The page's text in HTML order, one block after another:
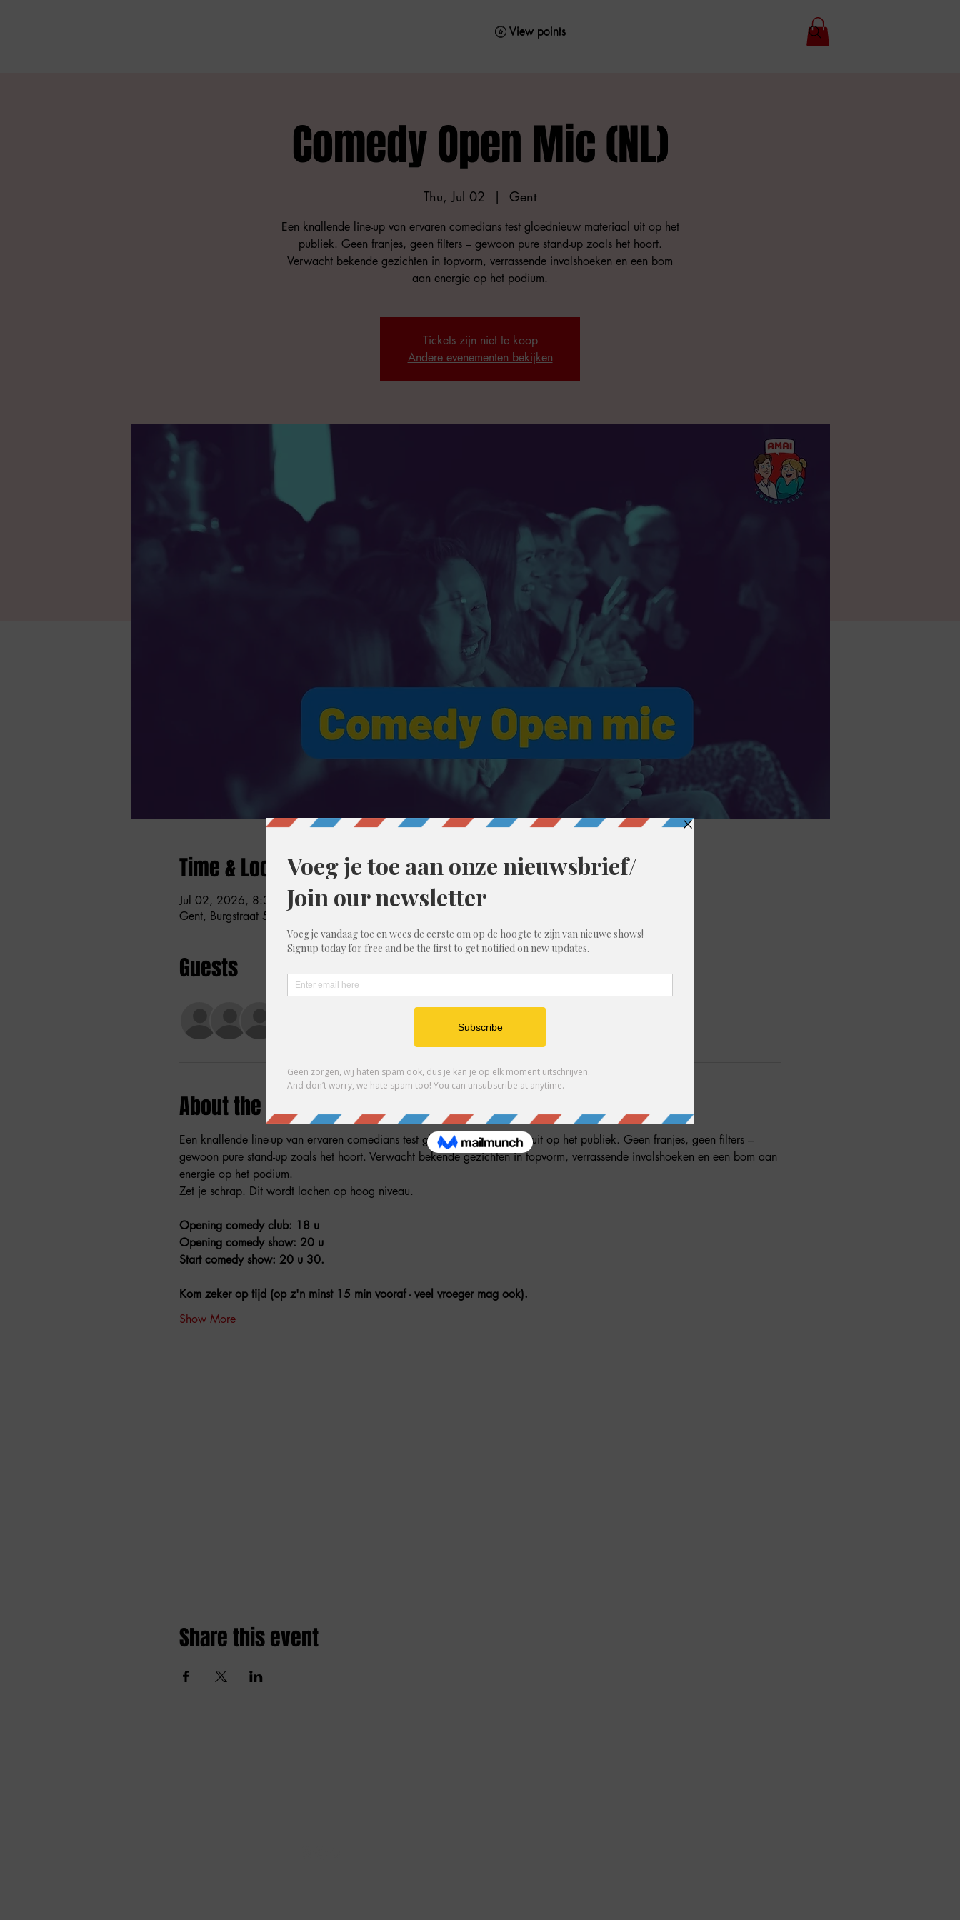
View points
View points
Comedy Open Mic (NL)
Thu, Jul 02
  |
Gent
Een knallende line-up van ervaren comedians test gloednieuw materiaal uit op het
publiek. Geen franjes, geen filters – gewoon pure stand-up zoals het hoort.
Verwacht bekende gezichten in topvorm, verrassende invalshoeken en een bom
aan energie op het podium.
Tickets zijn niet te koop
Andere evenementen bekijken
Time & Location
Jul 02, 2026, 8:30 PM – 10:30 PM
Gent, Burgstraat 59, 9000 Gent, België
Guests
About the event
Een knallende line-up van ervaren comedians test gloednieuw materiaal uit op het publiek. Geen franjes, geen filters –
gewoon pure stand-up zoals het hoort. Verwacht bekende gezichten in topvorm, verrassende invalshoeken en een bom aan
energie op het podium.
Zet je schrap. Dit wordt lachen op hoog niveau.
Opening comedy club: 18 u
Opening comedy show: 20 u
Start comedy show: 20 u 30.
Kom zeker op tijd (op z'n minst 15 min vooraf - veel vroeger mag ook).
Show More
Share this event